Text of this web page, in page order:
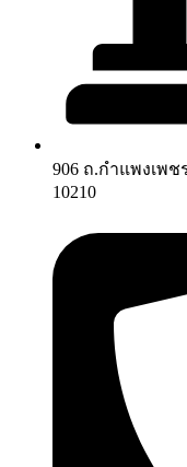
906 ถ.กำแพงเพ
10210